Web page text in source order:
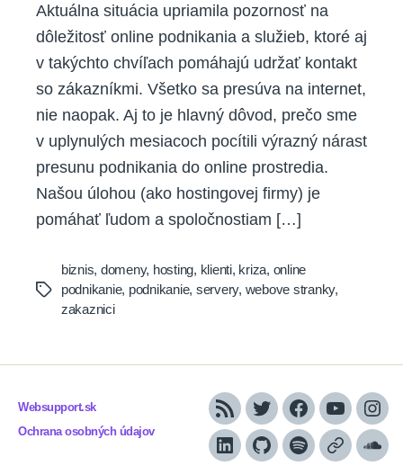
Aktuálna situácia upriamila pozornosť na
dôležitosť online podnikania a služieb, ktoré aj
v takýchto chvíľach pomáhajú udržať kontakt
so zákazníkmi. Všetko sa presúva na internet,
nie naopak. Aj to je hlavný dôvod, prečo sme
v uplynulých mesiacoch pocítili výrazný nárast
presunu podnikania do online prostredia.
Našou úlohou (ako hostingovej firmy) je
pomáhať ľudom a spoločnostiam […]
Tags
biznis, domeny, hosting, klienti, kriza, online
podnikanie, podnikanie, servery, webove stranky,
zakaznici
Websupport.sk
Ochrana osobných údajov
RSS TwitterFacebook
YouTube
LinkedInGitHubSpotifyApple